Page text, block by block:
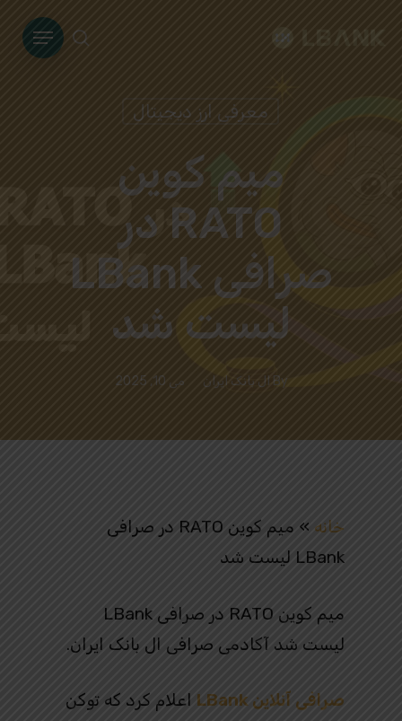
Menu
معرفی ارز دیجیتال
میم کوین
RATO در
صرافی LBank
لیست شد
By ال بانک ایران می 10, 2025
خانه »
میم کوین RATO در صرافی
LBank لیست شد
میم کوین RATO در صرافی LBank
لیست شد آکادمی صرافی ال بانک ایران.
صرافی آنلاین LBank
اعلام کرد که توکن